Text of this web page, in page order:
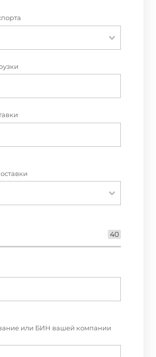
40
или БИН вашей компании